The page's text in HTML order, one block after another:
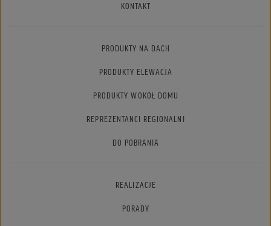
KONTAKT
PRODUKTY NA DACH
PRODUKTY ELEWACJA
PRODUKTY WOKÓŁ DOMU
REPREZENTANCI REGIONALNI
DO POBRANIA
REALIZACJE
PORADY